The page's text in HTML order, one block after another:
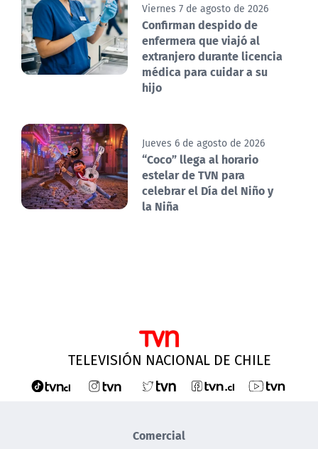
Viernes 7 de agosto de 2026
Confirman despido de
enfermera que viajó al
extranjero durante licencia
médica para cuidar a su
hijo
Jueves 6 de agosto de 2026
“Coco” llega al horario
estelar de TVN para
celebrar el Día del Niño y
la Niña
TELEVISIÓN NACIONAL DE CHILE
Comercial